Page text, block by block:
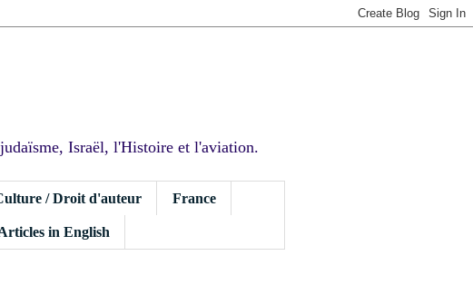
Israël, l'Histoire et l'aviation.
/ Droit d'auteur France
in English